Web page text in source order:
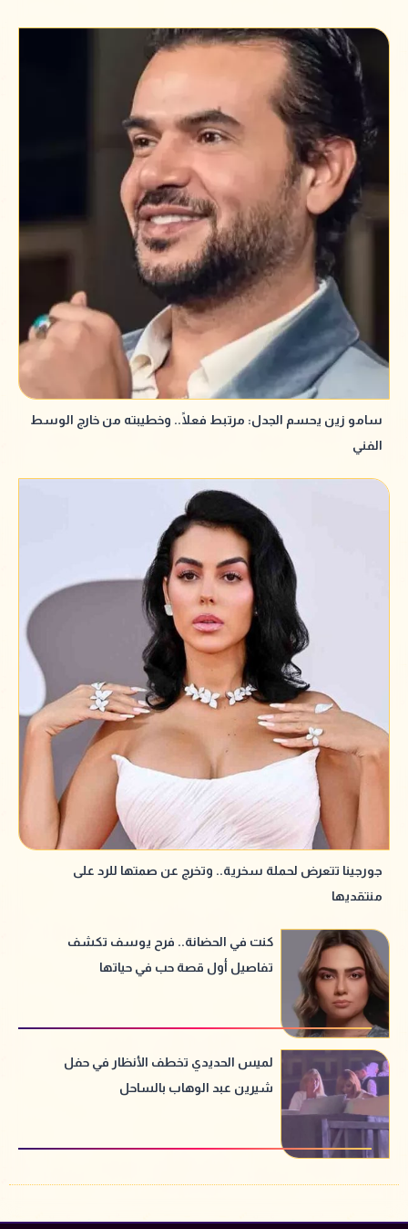
سامو زين يحسم الجدل: مرتبط فعلًا.. وخطيبته من خارج الوسط
الفني
جورجينا تتعرض لحملة سخرية.. وتخرج عن صمتها للرد على
منتقديها
كنت في الحضانة.. فرح يوسف تكشف
تفاصيل أول قصة حب في حياتها
لميس الحديدي تخطف الأنظار في حفل
شيرين عبد الوهاب بالساحل